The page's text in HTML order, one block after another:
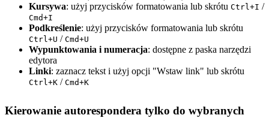
Kursywa: użyj przycisków formatowania lub skrótu Ctrl+I /
Cmd+I
Podkreślenie: użyj przycisków formatowania lub skrótu
Ctrl+U / Cmd+U
Wypunktowania i numeracja: dostępne z paska narzędzi
edytora
Linki: zaznacz tekst i użyj opcji "Wstaw link" lub skrótu
Ctrl+K / Cmd+K
Kierowanie autorespondera tylko do wybranych